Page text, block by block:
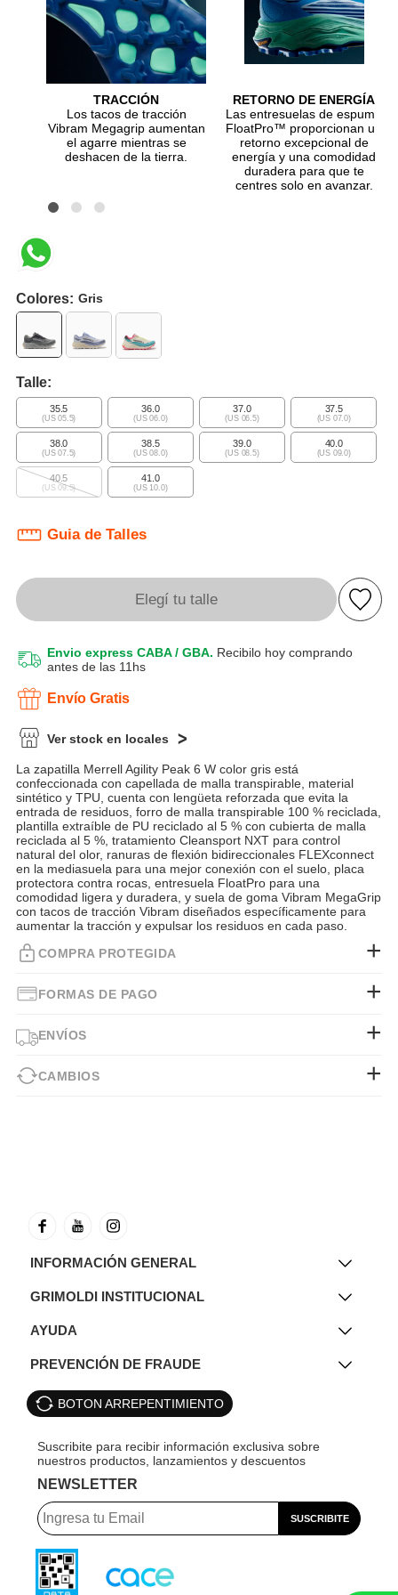
TRACCIÓN
Los tacos de tracción
Vibram Megagrip aumentan
el agarre mientras se
deshacen de la tierra.
RETORNO DE ENERGÍA
Las entresuelas de espuma
FloatPro™ proporcionan un
retorno excepcional de
energía y una comodidad
duradera para que te
centres solo en avanzar.
Colores: Gris
Talle:
35.5
(US 05.5)
36.0
(US 06.0)
37.0
(US 06.5)
37.5
(US 07.0)
38.0
(US 07.5)
38.5
(US 08.0)
39.0
(US 08.5)
40.0
(US 09.0)
40.5
(US 09.5)
41.0
(US 10.0)
Guia de Talles
Elegí tu talle
Envio express CABA / GBA. Recibilo hoy comprando
antes de las 11hs
Envío Gratis
Ver stock en locales
La zapatilla Merrell Agility Peak 6 W color gris está
confeccionada con capellada de malla transpirable, material
sintético y TPU, cuenta con lengüeta reforzada que evita la
entrada de residuos, forro de malla transpirable 100 % reciclada,
plantilla extraíble de PU reciclado al 5 % con cubierta de malla
reciclada al 5 %, tratamiento Cleansport NXT para control
natural del olor, ranuras de flexión bidireccionales FLEXconnect
en la mediasuela para una mejor conexión con el suelo, placa
protectora contra rocas, entresuela FloatPro para una
comodidad ligera y duradera, y suela de goma Vibram MegaGrip
con tacos de tracción Vibram diseñados específicamente para
aumentar la tracción y expulsar los residuos en cada paso.
COMPRA PROTEGIDA
FORMAS DE PAGO
ENVÍOS
CAMBIOS
INFORMACIÓN GENERAL
GRIMOLDI INSTITUCIONAL
AYUDA
PREVENCIÓN DE FRAUDE
BOTON ARREPENTIMIENTO
NEWSLETTER